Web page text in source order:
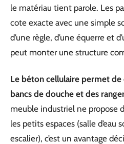
le matériau tient parole. Les
cote exacte avec une simple
d’une règle, d’une équerre et
peut monter une structure
Le béton cellulaire permet de
bancs de douche et des
meuble industriel ne propose
les petits espaces (salle d’eau
escalier), c’est un avantage